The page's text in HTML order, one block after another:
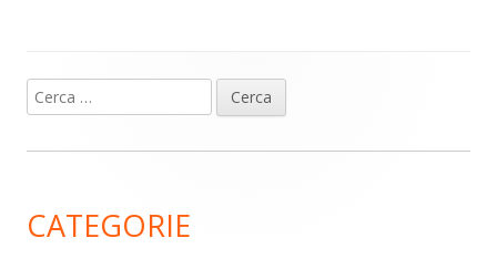
Barra
laterale
Ricerca
per:
CATEGORIE